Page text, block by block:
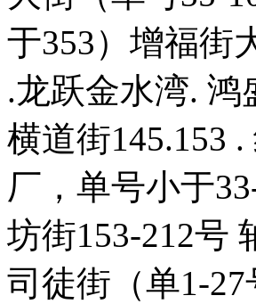
于353）增福街
.龙跃金水湾. 鸿
横道街145.153
厂，单号小于
坊街153-212号
司徒街（单1-